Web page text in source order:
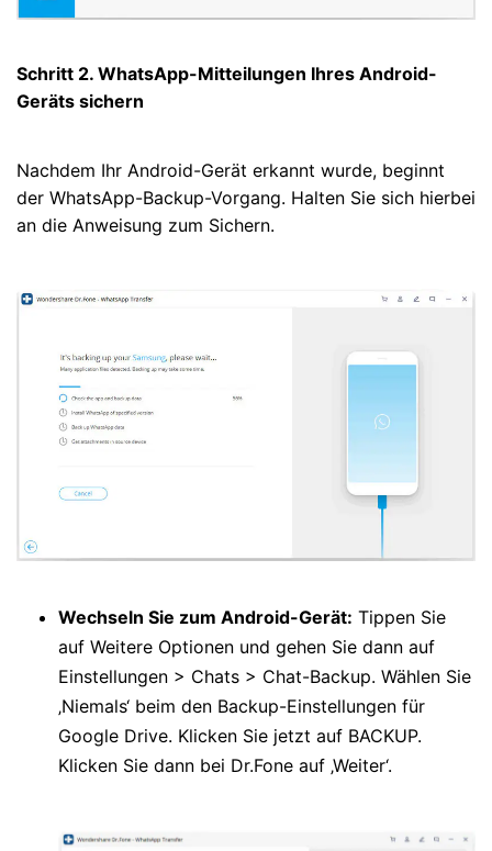
Schritt 2. WhatsApp-Mitteilungen Ihres Android-
Geräts sichern
Nachdem Ihr Android-Gerät erkannt wurde, beginnt
der WhatsApp-Backup-Vorgang. Halten Sie sich hierbei
an die Anweisung zum Sichern.
Wechseln Sie zum Android-Gerät: Tippen Sie
auf Weitere Optionen und gehen Sie dann auf
Einstellungen > Chats > Chat-Backup. Wählen Sie
‚Niemals‘ beim den Backup-Einstellungen für
Google Drive. Klicken Sie jetzt auf BACKUP.
Klicken Sie dann bei Dr.Fone auf ‚Weiter‘.